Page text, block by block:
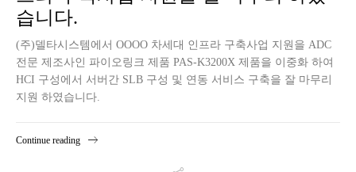
습니다.
(주)델타시스템에서 OOOO 차세대 인프라 구축사업 지원을 ADC
전문 제조사인 파이오링크 제품 PAS-K3200X 제품을 이중화 하여
HCI 구성에서 서버간 SLB 구성 및 연동 서비스 구축을 잘 마무리
지원 하였습니다.
Continue reading